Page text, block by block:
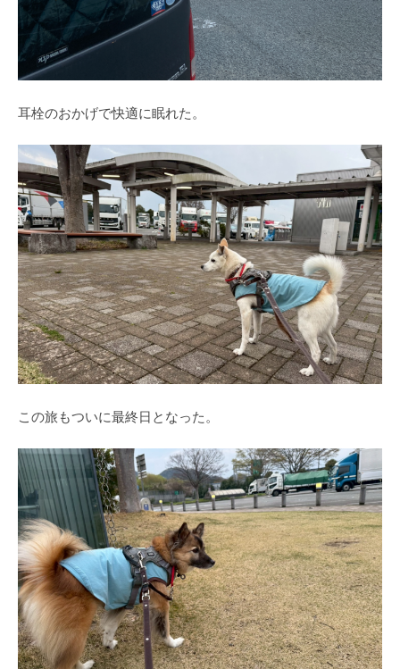
耳栓のおかげで快適に眠れた。
この旅もついに最終日となった。